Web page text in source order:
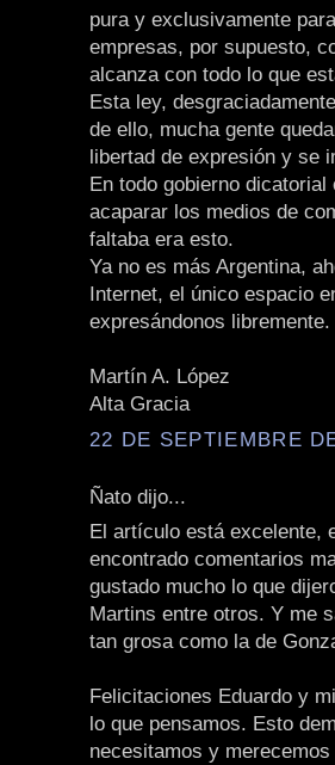
pura y exclusivamente
empresas, por supuesto,
alcanza con todo lo que
Esta ley,
de ello, mucha gente
libertad de expresión y se
En todo gobierno
acaparar los medios de
faltaba era esto.
Ya no es más Argentina,
Internet, el único espacio
expresándonos
Martín A. López
Alta Gracia
22 DE SEPTIEMBRE
Ñato dijo...
El artículo está excelente,
encontrado comentarios
gustado mucho lo que
Martins entre otros. Y me
tan grosa como la de
Felicitaciones Eduardo y
lo que pensamos. Esto
necesitamos y